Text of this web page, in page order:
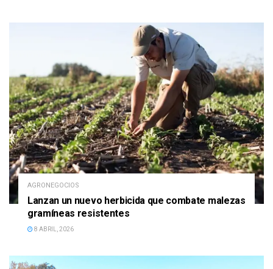
AGRONEGOCIOS
Lanzan un nuevo herbicida que combate malezas
gramíneas resistentes
8 ABRIL, 2026